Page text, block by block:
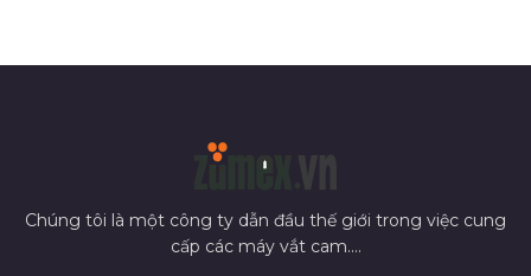
Chúng tôi là một công ty dẫn đầu thế giới trong việc cung
cấp các máy vắt cam....